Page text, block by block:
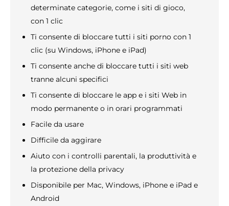
determinate categorie, come i siti di gioco,
con 1 clic
Ti consente di bloccare tutti i siti porno con 1
clic (su Windows, iPhone e iPad)
Ti consente anche di bloccare tutti i siti web
tranne alcuni specifici
Ti consente di bloccare le app e i siti Web in
modo permanente o in orari programmati
Facile da usare
Difficile da aggirare
Aiuto con i controlli parentali, la produttività e
la protezione della privacy
Disponibile per Mac, Windows, iPhone e iPad e
Android